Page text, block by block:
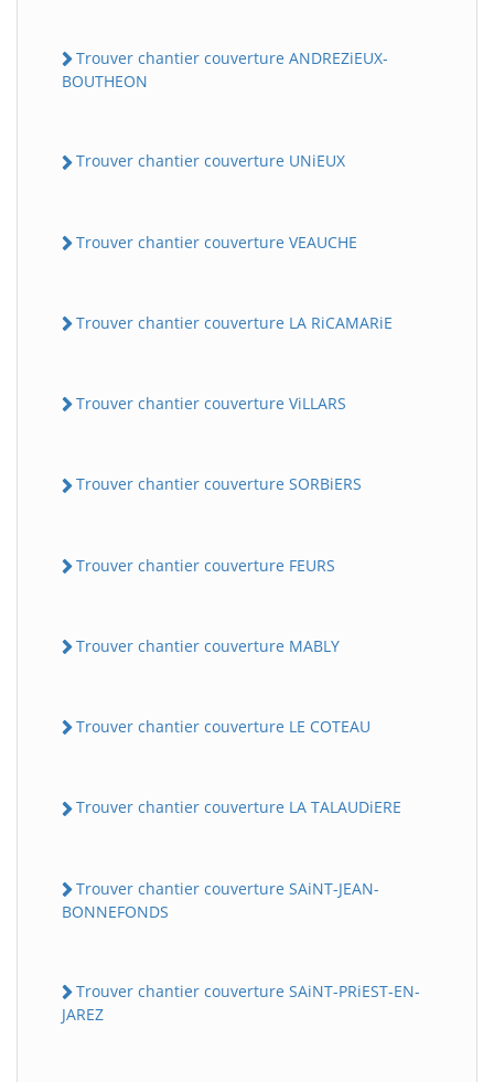
Trouver chantier couverture ANDREZiEUX-
BOUTHEON
Trouver chantier couverture UNiEUX
Trouver chantier couverture VEAUCHE
Trouver chantier couverture LA RiCAMARiE
Trouver chantier couverture ViLLARS
Trouver chantier couverture SORBiERS
Trouver chantier couverture FEURS
Trouver chantier couverture MABLY
Trouver chantier couverture LE COTEAU
Trouver chantier couverture LA TALAUDiERE
Trouver chantier couverture SAiNT-JEAN-
BONNEFONDS
Trouver chantier couverture SAiNT-PRiEST-EN-
JAREZ